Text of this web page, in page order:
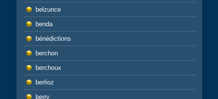
belzunce
benda
bénédictions
berchon
berchoux
berlioz
berry